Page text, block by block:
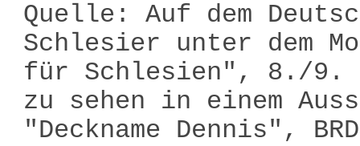
Quelle: Auf dem
Schlesier unter dem
für Schlesien", 8./9.
zu sehen in einem
"Deckname Dennis",